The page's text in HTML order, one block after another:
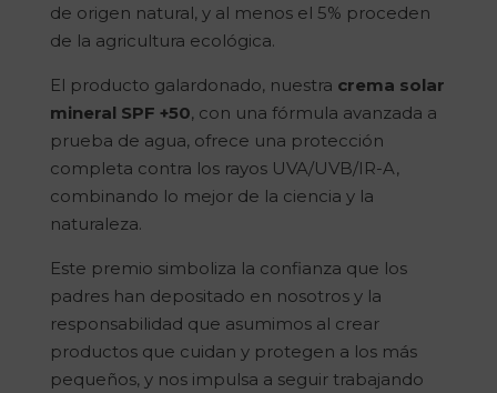
de origen natural, y al menos el 5% proceden
de la agricultura ecológica.
El producto galardonado, nuestra crema solar
mineral SPF +50, con una fórmula avanzada a
prueba de agua, ofrece una protección
completa contra los rayos UVA/UVB/IR-A,
combinando lo mejor de la ciencia y la
naturaleza.
Este premio simboliza la confianza que los
padres han depositado en nosotros y la
responsabilidad que asumimos al crear
productos que cuidan y protegen a los más
pequeños, y nos impulsa a seguir trabajando